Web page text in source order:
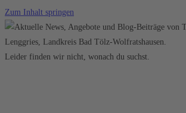
Zum Inhalt springen
Leider finden wir nicht, wonach du suchst.